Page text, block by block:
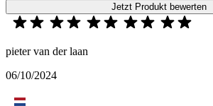
Jetzt Produkt bewerten
pieter van der laan
06/10/2024